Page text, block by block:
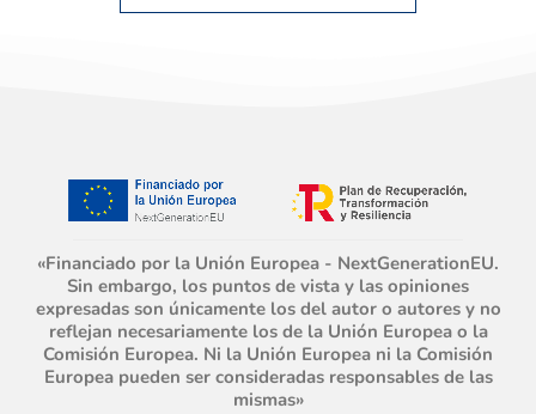
«Financiado por la Unión Europea - NextGenerationEU.
Sin embargo, los puntos de vista y las opiniones
expresadas son únicamente los del autor o autores y no
reflejan necesariamente los de la Unión Europea o la
Comisión Europea. Ni la Unión Europea ni la Comisión
Europea pueden ser consideradas responsables de las
mismas»